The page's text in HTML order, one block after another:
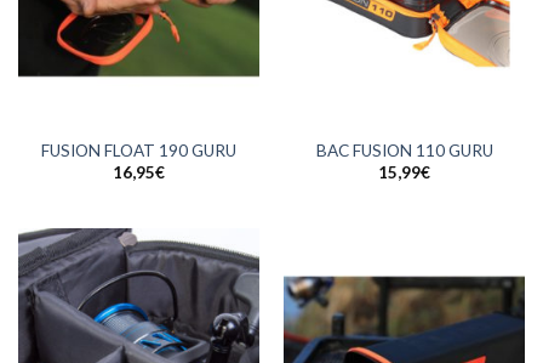
FUSION FLOAT 190 GURU
16,95€
BAC FUSION 110 GURU
15,99€